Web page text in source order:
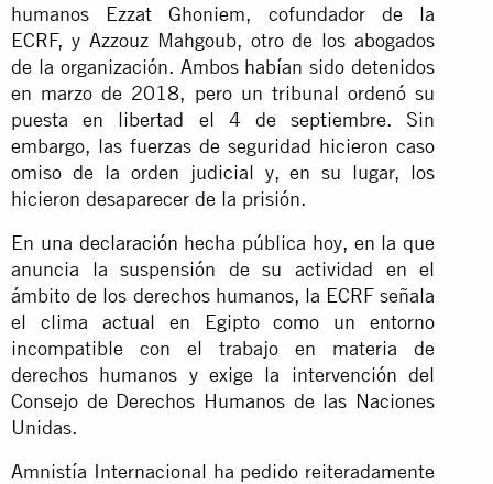
humanos Ezzat Ghoniem, cofundador de la
ECRF, y Azzouz Mahgoub, otro de los abogados
de la organización. Ambos habían sido detenidos
en marzo de 2018, pero un tribunal ordenó su
puesta en libertad el 4 de septiembre. Sin
embargo, las fuerzas de seguridad hicieron caso
omiso de la orden judicial y, en su lugar, los
hicieron desaparecer de la prisión.
En una declaración hecha pública hoy, en la que
anuncia la suspensión de su actividad en el
ámbito de los derechos humanos, la ECRF señala
el clima actual en Egipto como un entorno
incompatible con el trabajo en materia de
derechos humanos y exige la intervención del
Consejo de Derechos Humanos de las Naciones
Unidas.
Amnistía Internacional ha pedido reiteradamente